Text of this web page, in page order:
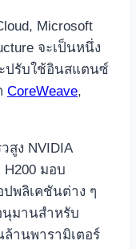
Microsoft
จะเป็นหนึ่ง
ปรับใช้อินสแตนซ์
CoreWeave,
สูง NVIDIA
มอบ
พลิเคชันต่าง ๆ
นุมานสำหรับ
านพารามิเตอร์